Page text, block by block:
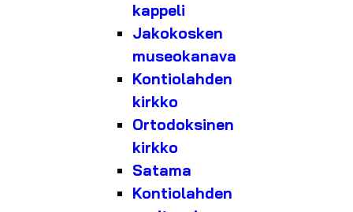
kappeli
Jakokosken
museokanava
Kontiolahden
kirkko
Ortodoksinen
kirkko
Satama
Kontiolahden